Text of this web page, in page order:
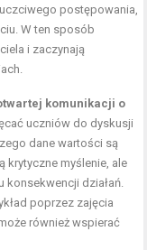
postępowania,
W ten sposób
i zaczynają
komunikacji o
uczniów do dyskusji
dane wartości są
krytyczne myślenie, ale
konsekwencji działań.
poprzez zajęcia
również wspierać